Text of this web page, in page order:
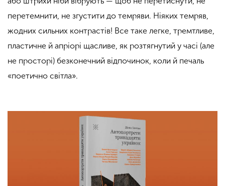
перетемнити, не згустити до темряви. Ніяких темряв,
жодних сильних контрастів! Все таке легке, тремтливе,
пластичне й апріорі щасливе, як розтягнутий у часі (але
не просторі) безконечний відпочинок, коли й печаль
«поетично світла».